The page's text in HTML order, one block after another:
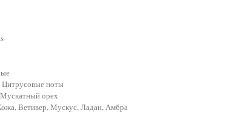
Цитрусовые ноты
орех
Ветивер, Мускус, Ладан, Амбра